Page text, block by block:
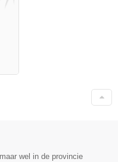
wel in de provincie